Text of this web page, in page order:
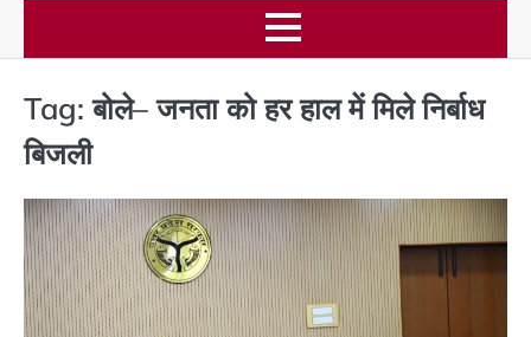
Tag:बोले– जनता को हर हाल में मिले निर्बाध
बिजली